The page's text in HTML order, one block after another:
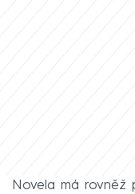
Novela má rovněž